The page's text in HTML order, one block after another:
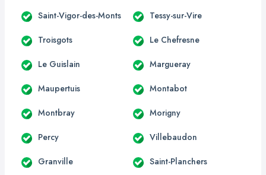
Saint-Vigor-des-Monts Tessy-sur-Vire
Troisgots Le Chefresne
Le Guislain Margueray
Maupertuis Montabot
Montbray Morigny
Percy Villebaudon
Granville Saint-Planchers